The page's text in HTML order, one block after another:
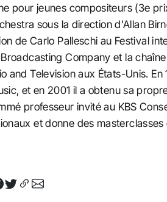
pour jeunes compositeurs (3e
sous la direction d'Allan
de Carlo Palleschi au Festival
Company et la
Television aux États-Unis.
et en 2001 il a obtenu sa
professeur invité au KBS
et donne des masterclasses